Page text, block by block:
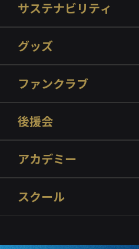
サステナビリティ
グッズ
ファンクラブ
後援会
アカデミー
スクール